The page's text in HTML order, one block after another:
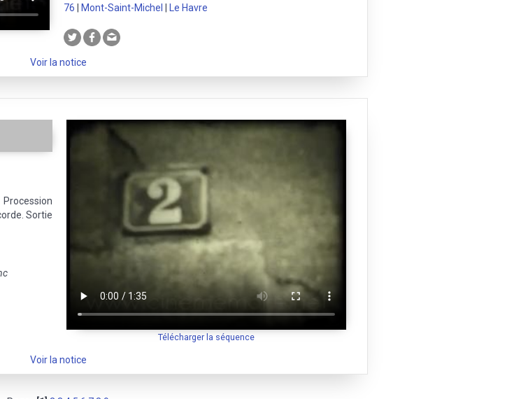
76
Mont-Saint-Michel Le Havre
Voir la notice
Télécharger la séquence
Sortie
Voir la notice